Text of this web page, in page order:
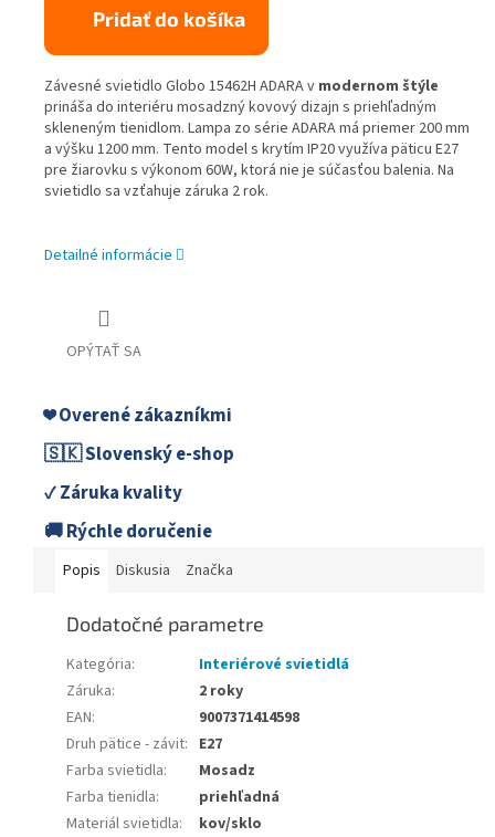
Pridať do košíka
Závesné svietidlo Globo 15462H ADARA v modernom štýle
prináša do interiéru mosadzný kovový dizajn s priehľadným
skleneným tienidlom. Lampa zo série ADARA má priemer 200 mm
a výšku 1200 mm. Tento model s krytím IP20 využíva päticu E27
pre žiarovku s výkonom 60W, ktorá nie je súčasťou balenia. Na
svietidlo sa vzťahuje záruka 2 rok.
Detailné informácie
OPÝTAŤ SA
❤️ Overené zákazníkmi
🇸🇰 Slovenský e-shop
✓ Záruka kvality
🚚 Rýchle doručenie
Popis Diskusia Značka
Dodatočné parametre
Kategória:
Interiérové svietidlá
Záruka:
2 roky
EAN:
9007371414598
Druh pätice - závit: E27
Farba svietidla:
Mosadz
Farba tienidla:
priehľadná
Materiál svietidla:
kov/sklo